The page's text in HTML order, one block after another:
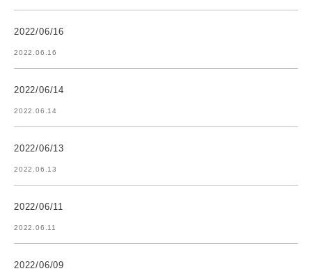
2022/06/16
2022.06.16
2022/06/14
2022.06.14
2022/06/13
2022.06.13
2022/06/11
2022.06.11
2022/06/09